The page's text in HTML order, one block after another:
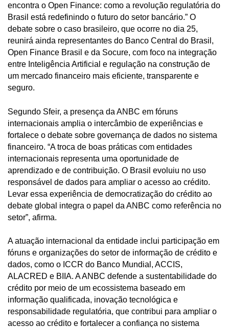
encontra o Open Finance: como a revolução regulatória do
Brasil está redefinindo o futuro do setor bancário.” O
debate sobre o caso brasileiro, que ocorre no dia 25,
reunirá ainda representantes do Banco Central do Brasil,
Open Finance Brasil e da Socure, com foco na integração
entre Inteligência Artificial e regulação na construção de
um mercado financeiro mais eficiente, transparente e
seguro.
Segundo Sfeir, a presença da ANBC em fóruns
internacionais amplia o intercâmbio de experiências e
fortalece o debate sobre governança de dados no sistema
financeiro. “A troca de boas práticas com entidades
internacionais representa uma oportunidade de
aprendizado e de contribuição. O Brasil evoluiu no uso
responsável de dados para ampliar o acesso ao crédito.
Levar essa experiência de democratização do crédito ao
debate global integra o papel da ANBC como referência no
setor”, afirma.
A atuação internacional da entidade inclui participação em
fóruns e organizações do setor de informação de crédito e
dados, como o ICCR do Banco Mundial, ACCIS,
ALACRED e BIIA. A ANBC defende a sustentabilidade do
crédito por meio de um ecossistema baseado em
informação qualificada, inovação tecnológica e
responsabilidade regulatória, que contribui para ampliar o
acesso ao crédito e fortalecer a confiança no sistema